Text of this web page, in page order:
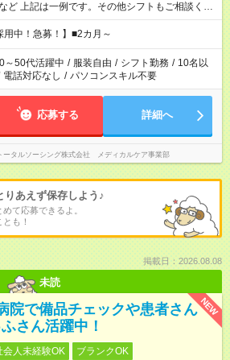
ご相談くだ
OK
用中！急募！】■2カ月～
～50代活躍中 / 服装自由 / シフト勤務 / 10名以
電話対応なし / パソコンスキル不要
応募する 詳細へ
ータルソーシング株式会社 メディカルケア事業部
りあえず保存しよう♪
て応募できるよ。
も！
掲載日：2026.08.08
未読
NEW
院で備品チェックや患者さん
さん活躍中！
会人未経験OK
ブランクOK